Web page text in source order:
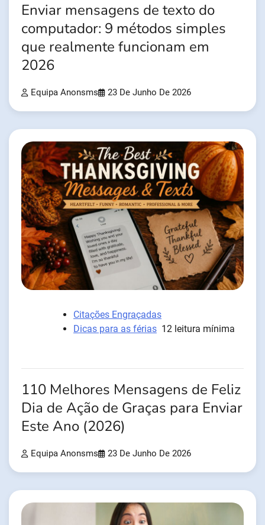
Enviar mensagens de texto do
computador: 9 métodos simples
que realmente funcionam em
2026
Equipa Anonsms 23 De Junho De 2026
Citações Engraçadas
Dicas para as férias 12 leitura mínima
110 Melhores Mensagens de Feliz
Dia de Ação de Graças para Enviar
Este Ano (2026)
Equipa Anonsms 23 De Junho De 2026